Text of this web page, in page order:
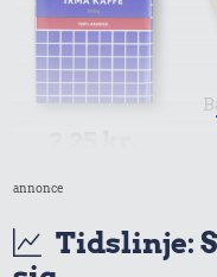
annonce
Tidslinje: